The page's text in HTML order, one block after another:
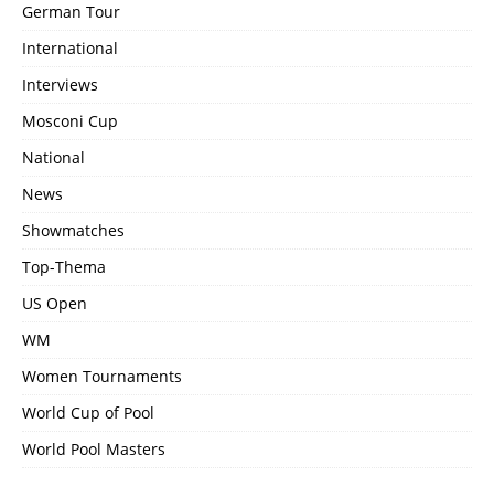
German Tour
International
Interviews
Mosconi Cup
National
News
Showmatches
Top-Thema
US Open
WM
Women Tournaments
World Cup of Pool
World Pool Masters